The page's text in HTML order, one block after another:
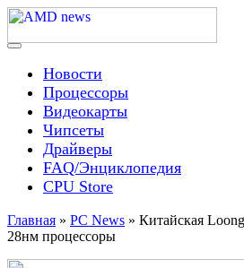
Skip
content
AMD news
Menu
Новости
Процессоры
Видеокарты
Чипсеты
Драйверы
FAQ/Энциклопедия
CPU Store
Главная » PC News » Китайская
28нм процессоры